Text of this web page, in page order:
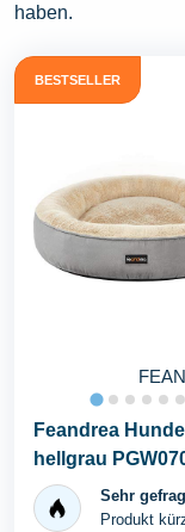
haben.
BESTSELLER
Feandrea
hellgrau
Sehr
Produkt